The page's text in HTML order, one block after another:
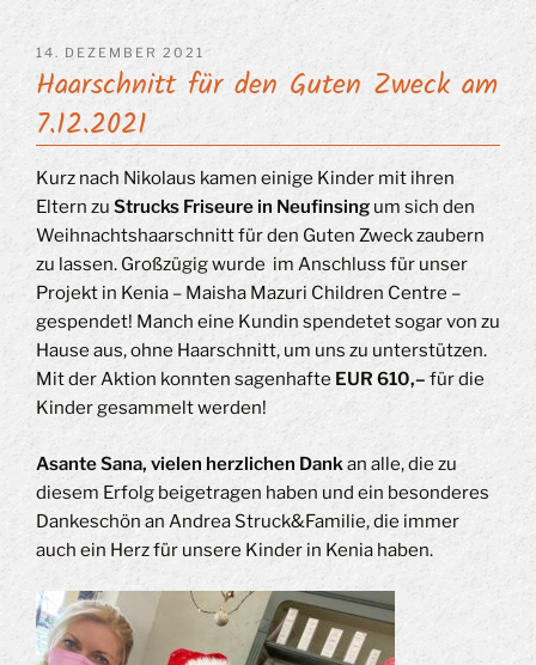
VERÖFFENTLICHT
AM
14. DEZEMBER 2021
Haarschnitt für den Guten Zweck am
7.12.2021
Kurz nach Nikolaus kamen einige Kinder mit ihren
Eltern zu Strucks Friseure in Neufinsing um sich den
Weihnachtshaarschnitt für den Guten Zweck zaubern
zu lassen. Großzügig wurde im Anschluss für unser
Projekt in Kenia – Maisha Mazuri Children Centre –
gespendet! Manch eine Kundin spendetet sogar von zu
Hause aus, ohne Haarschnitt, um uns zu unterstützen.
Mit der Aktion konnten sagenhafte EUR 610,– für die
Kinder gesammelt werden!
Asante Sana, vielen herzlichen Dankan alle, die zu
diesem Erfolg beigetragen haben und ein besonderes
Dankeschön an Andrea Struck&Familie, die immer
auch ein Herz für unsere Kinder in Kenia haben.